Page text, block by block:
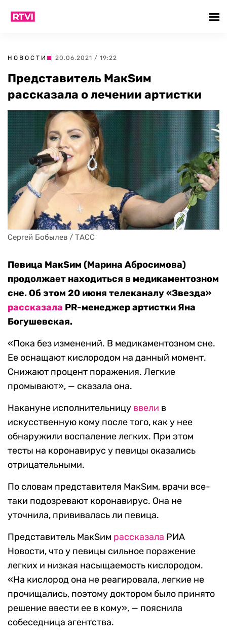
НОВОСТИ | 20.06.2021 / 19:22
Представитель МакSим
рассказала о лечении артистки
Сергей Бобылев / ТАСС
Певица MакSим (Марина Абросимова)
продолжает находиться в медикаментозном
сне. Об этом 20 июня телеканалу «Звезда»
рассказала PR-менеджер артистки Яна
Богушевская.
«Пока без изменений. В медикаментозном сне.
Ее оснащают кислородом на данный момент.
Снижают процент поражения. Легкие
промывают», — сказала она.
Накануне исполнительницу ввели в
искусственную кому после того, как у нее
обнаружили воспаление легких. При этом
тесты на коронавирус у певицы оказались
отрицательными.
По словам представителя МакSим, врачи все-
таки подозревают коронавирус. Она не
уточнила, прививалась ли певица.
Представитель МакSим рассказала РИА
Новости, что у певицы сильное поражение
легких и низкая насыщаемость кислородом.
«На кислород она не реагировала, легкие не
прочищались, поэтому доктором было принято
решение ввести ее в кому», — пояснила
собеседница агентства.